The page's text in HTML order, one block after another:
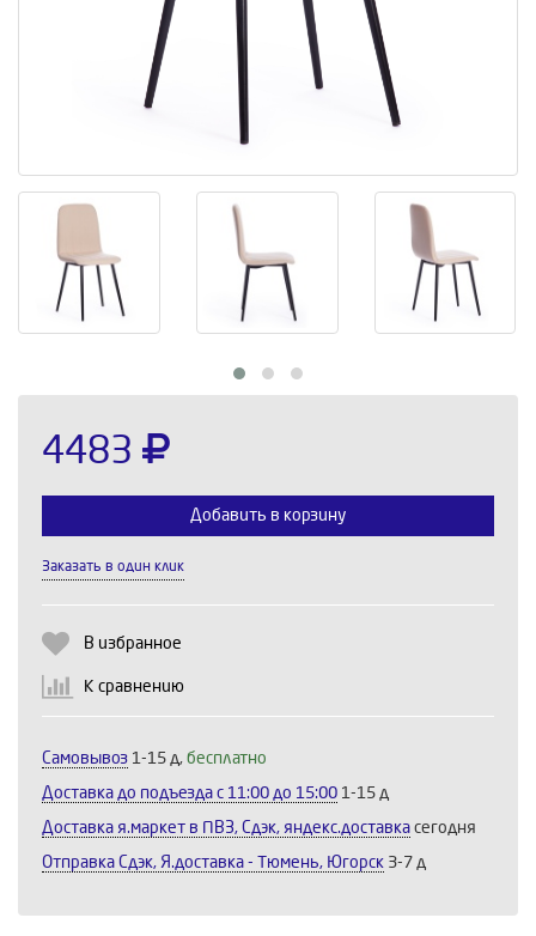
4483
Добавить в корзину
Заказать в один клик
В избранное
К сравнению
Самовывоз 1-15 д, бесплатно
Доставка до подъезда c 11:00 до 15:00 1-15 д
Доставка я.маркет в ПВЗ, Сдэк, яндекс.доставка сегодня
Отправка Сдэк, Я.доставка - Тюмень, Югорск 3-7 д